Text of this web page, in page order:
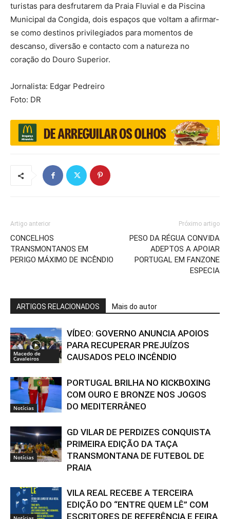
turistas para desfrutarem da Praia Fluvial e da Piscina
Municipal da Congida, dois espaços que voltam a afirmar-
se como destinos privilegiados para momentos de
descanso, diversão e contacto com a natureza no
coração do Douro Superior.
Jornalista: Edgar Pedreiro
Foto: DR
Artigo anterior
CONCELHOS
TRANSMONTANOS EM
PERIGO MÁXIMO DE INCÊNDIO
Próximo artigo
PESO DA RÉGUA CONVIDA
ADEPTOS A APOIAR
PORTUGAL EM FANZONE
ESPECIA
ARTIGOS RELACIONADOS Mais do autor
Macedo de
Cavaleiros
VÍDEO: GOVERNO ANUNCIA APOIOS
PARA RECUPERAR PREJUÍZOS
CAUSADOS PELO INCÊNDIO
Notícias
PORTUGAL BRILHA NO KICKBOXING
COM OURO E BRONZE NOS JOGOS
DO MEDITERRÂNEO
Notícias
GD VILAR DE PERDIZES CONQUISTA
PRIMEIRA EDIÇÃO DA TAÇA
TRANSMONTANA DE FUTEBOL DE
PRAIA
VILA REAL RECEBE A TERCEIRA
EDIÇÃO DO “ENTRE QUEM LÊ” COM
ESCRITORES DE REFERÊNCIA E FEIRA